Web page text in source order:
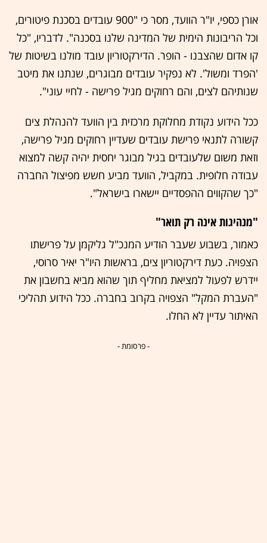
אורן כספי, יו"ר הוועד, מסר כי "900 עובדים בסכנת פיטורים,
וכל הריבונות הימית של המדינה שלנו בסכנה". לדבריו, "כל
קו אדום שהצבנו - הופר. הדירקטוריון עובד מולנו בשיטות של
'הפרד ומשול'. לא נפקיר עובדים מבוגרים, שנתנו את מיטב
שנותיהם לצים, והם רחוקים מגיל פרישה - לחיי עוני".
ככל הידוע נקודת מחלוקת מרכזית בין הוועד להנהלת צים
קשורה לתנאי פרישת עובדים שעדיין רחוקים מגיל פרישה,
וזאת משום שלעובדים בגיל מבוגר יחסית יהיה קשה למצוא
עבודה חלופית. במקביל, הוועד מביע חשש מפיצול החברה
"כך שהקווים ההפסדיים יישארו בישראל".
"מנהיגות אינה רק תואר"
כאמור, בשבוע שעבר הודיע המנכ"ל גליקמן על פרישתו
הצפויה. כעת דירקטוריון צים, בראשות היו"ר יאיר סרוסי,
יידרש לפעול למציאת מחליף תוך שהוא מביא בחשבון את
"העברת המקל" הצפויה בקרוב בחברה. ככל הידוע תהליכי
האיתור עדיין לא החלו.
- פרסומת -